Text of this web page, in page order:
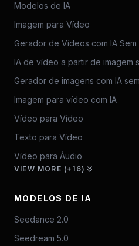
Modelos de IA
Imagem para Vídeo
Gerador de Vídeos com IA Sem
IA de vídeo a partir de imagem
Gerador de imagens com IA
Imagem para vídeo com IA
Vídeo para Vídeo
Texto para Vídeo
Vídeo para Áudio
VIEW MORE (+16)
MODELOS DE IA
Seedance 2.0
Seedream 5.0